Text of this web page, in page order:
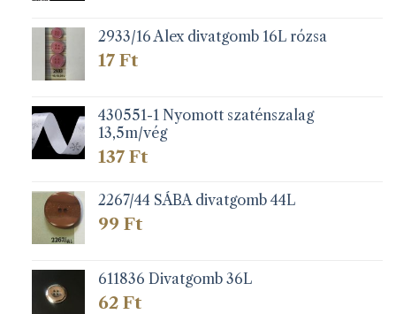
2933/16 Alex divatgomb 16L rózsa
17 Ft
430551-1 Nyomott szaténszalag
13,5m/vég
137 Ft
2267/44 SÁBA divatgomb 44L
99 Ft
611836 Divatgomb 36L
62 Ft